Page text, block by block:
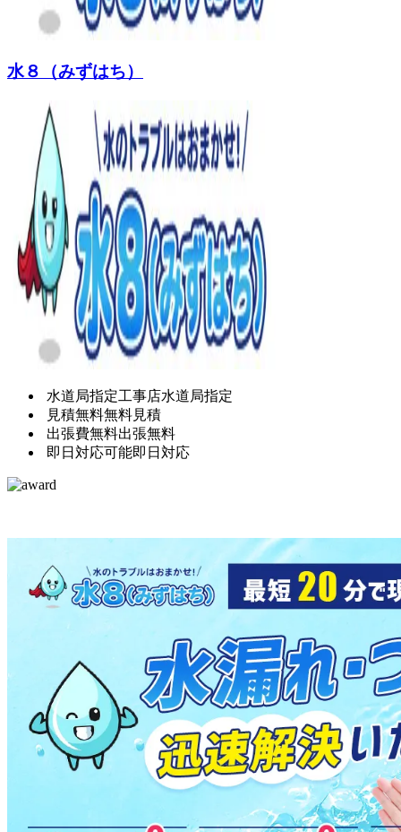
水８（みずはち）
水道局指定工事店水道局指定
見積無料無料見積
出張費無料出張無料
即日対応可能即日対応